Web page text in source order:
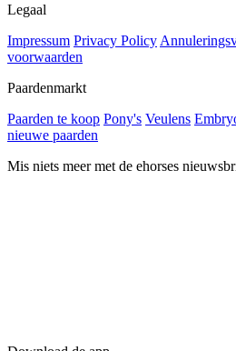
Legaal
Impressum Privacy Policy
voorwaarden
Paardenmarkt
Paarden te koop Pony's Veulens
nieuwe paarden
Mis niets meer met de ehorses